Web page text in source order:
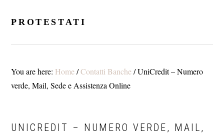
PROTESTATI
You are here: Home /Contatti Banche /UniCredit – Numero
verde, Mail, Sede e Assistenza Online
UNICREDIT – NUMERO VERDE, MAIL,